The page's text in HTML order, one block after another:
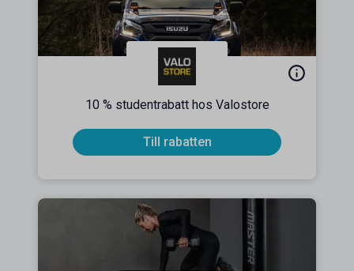
10 % studentrabatt hos Valostore
Till rabatten